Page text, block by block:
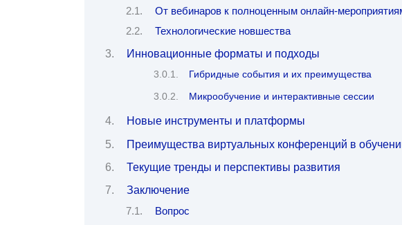
От вебинаров к полноценным онлайн-
Технологические новшества
Инновационные форматы и подходы
Гибридные события и их преимущества
Микрообучение и интерактивные сессии
Новые инструменты и платформы
Преимущества виртуальных конференций в
Текущие тренды и перспективы развития
Заключение
Вопрос